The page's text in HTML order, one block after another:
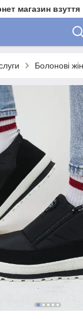
магазин взуття
Болонові